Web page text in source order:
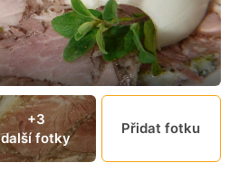
+3
další fotky
Přidat fotku